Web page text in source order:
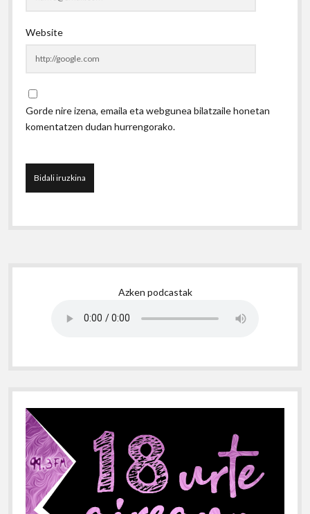
Website
Gorde nire izena, emaila eta webgunea bilatzaile honetan
komentatzen dudan hurrengorako.
Sidebar
Azken podcastak